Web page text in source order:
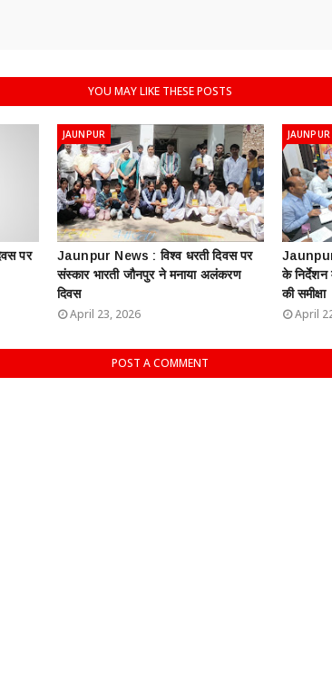
YOU MAY LIKE THESE POSTS
पर
JAUNPUR
Jaunpur News : विश्व धरती दिवस पर
संस्कार भारती जौनपुर ने मनाया अलंकरण
दिवस
April 23, 2026
JAUNPUR
Jaunpur
के निर्देशन
की समीक्षा
April
POST A COMMENT